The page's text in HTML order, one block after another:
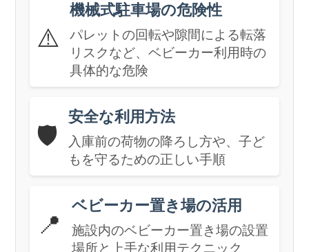
⚠️
機械式駐車場の危険性
パレットの回転や隙間による転落
リスクなど、ベビーカー利用時の
具体的な危険
🛡️
安全な利用方法
入庫前の荷物の降ろし方や、子ど
もを守るための正しい手順
📍
ベビーカー置き場の活用
施設内のベビーカー置き場の設置
場所と上手な利用テクニック